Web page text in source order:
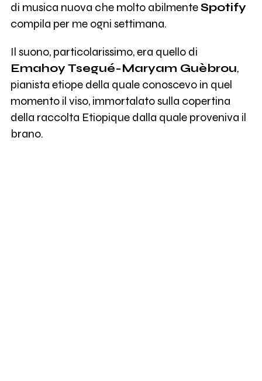
di musica nuova che molto abilmenteSpotify
compila per me ogni settimana.
Il suono, particolarissimo, era quello di
Emahoy Tsegué-Maryam Guèbrou,
pianista etiope della quale conoscevo in quel
momento il viso, immortalato sulla copertina
della raccolta Etiopique dalla quale proveniva il
brano.